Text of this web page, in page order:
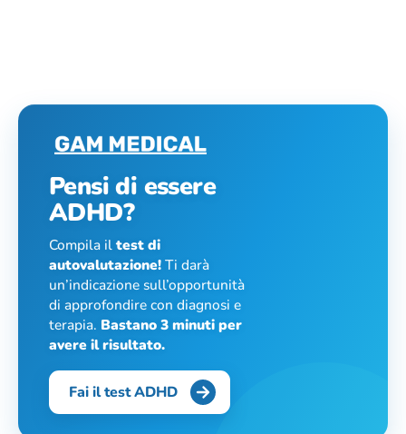
Pensi di essere
ADHD?
Compila iltest di
autovalutazione!Ti darà
un’indicazione sull’opportunità
di approfondire con diagnosi e
terapia. Bastano 3 minuti per
avere il risultato.
Fai il test ADHD